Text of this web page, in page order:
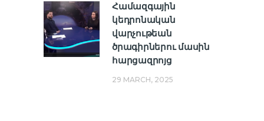
Համազգային
կեդրոնական
վարչութեան
ծրագիրներու մասին
հարցազրոյց
29 MARCH, 2025